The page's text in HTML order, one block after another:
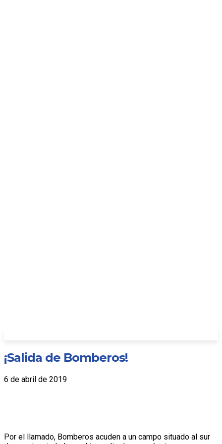
¡Salida de Bomberos!
6 de abril de 2019
Por el llamado, Bomberos acuden a un campo situado al sur